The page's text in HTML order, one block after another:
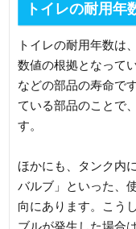
トイレの耐用年
トイレの耐用年数は
数値の根拠となって
などの部品の寿命で
ている部品のことで
す。
ほかにも、タンク内
バルブ」といった、
向にあります。こう
ブルが発生した場合